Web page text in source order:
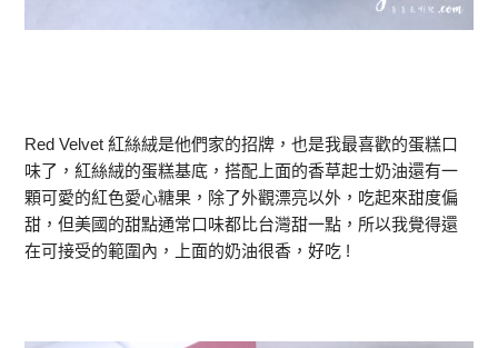
Red Velvet 紅絲絨是他們家的招牌，也是我最喜歡的蛋糕口
味了，紅絲絨的蛋糕基底，搭配上面的香草起士奶油還有一
顆可愛的紅色愛心糖果，除了外觀漂亮以外，吃起來甜度偏
甜，但美國的甜點通常口味都比台灣甜一點，所以我覺得還
在可接受的範圍內，上面的奶油很香，好吃 !